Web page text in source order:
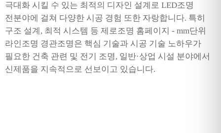
극대화 시킬 수 있는 최적의 디자인 설계로 LED조명
전분야에 걸쳐 다양한 시공 경험 또한 자랑합니다. 특히
구조 설계, 최적 시스템 등 제로조명 홈페이지 - mm단위
라인조명 경관조명은 핵심 기술과 시공 기술 노하우가
필요한 건축 관련 및 전기 조명, 일반·상업 시설 분야에서
신제품을 지속적으로 선보이고 있습니다.